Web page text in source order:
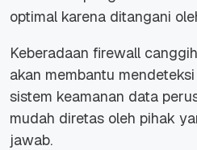
optimal karena ditangani
Keberadaan firewall
akan membantu
sistem keamanan data
mudah diretas oleh pihak
jawab.